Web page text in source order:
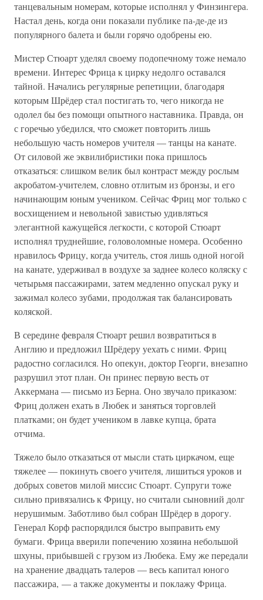
танцевальным номерам, которые исполнял у Финзингера.
Настал день, когда они показали публике па-де-де из
популярного балета и были горячо одобрены ею.
Мистер Стюарт уделял своему подопечному тоже немало
времени. Интерес Фрица к цирку недолго оставался
тайной. Начались регулярные репетиции, благодаря
которым Шрёдер стал постигать то, чего никогда не
одолел бы без помощи опытного наставника. Правда, он
с горечью убедился, что сможет повторить лишь
небольшую часть номеров учителя — танцы на канате.
От силовой же эквилибристики пока пришлось
отказаться: слишком велик был контраст между рослым
акробатом-учителем, словно отлитым из бронзы, и его
начинающим юным учеником. Сейчас Фриц мог только с
восхищением и невольной завистью удивляться
элегантной кажущейся легкости, с которой Стюарт
исполнял труднейшие, головоломные номера. Особенно
нравилось Фрицу, когда учитель, стоя лишь одной ногой
на канате, удерживал в воздухе за заднее колесо коляску с
четырьмя пассажирами, затем медленно опускал руку и
зажимал колесо зубами, продолжая так балансировать
коляской.
В середине февраля Стюарт решил возвратиться в
Англию и предложил Шрёдеру уехать с ними. Фриц
радостно согласился. Но опекун, доктор Георги, внезапно
разрушил этот план. Он принес первую весть от
Аккермана — письмо из Берна. Оно звучало приказом:
Фриц должен ехать в Любек и заняться торговлей
платками; он будет учеником в лавке купца, брата
отчима.
Тяжело было отказаться от мысли стать циркачом, еще
тяжелее — покинуть своего учителя, лишиться уроков и
добрых советов милой миссис Стюарт. Супруги тоже
сильно привязались к Фрицу, но считали сыновний долг
нерушимым. Заботливо был собран Шрёдер в дорогу.
Генерал Корф распорядился быстро выправить ему
бумаги. Фрица вверили попечению хозяина небольшой
шхуны, прибывшей с грузом из Любека. Ему же передали
на хранение двадцать талеров — весь капитал юного
пассажира, — а также документы и поклажу Фрица.